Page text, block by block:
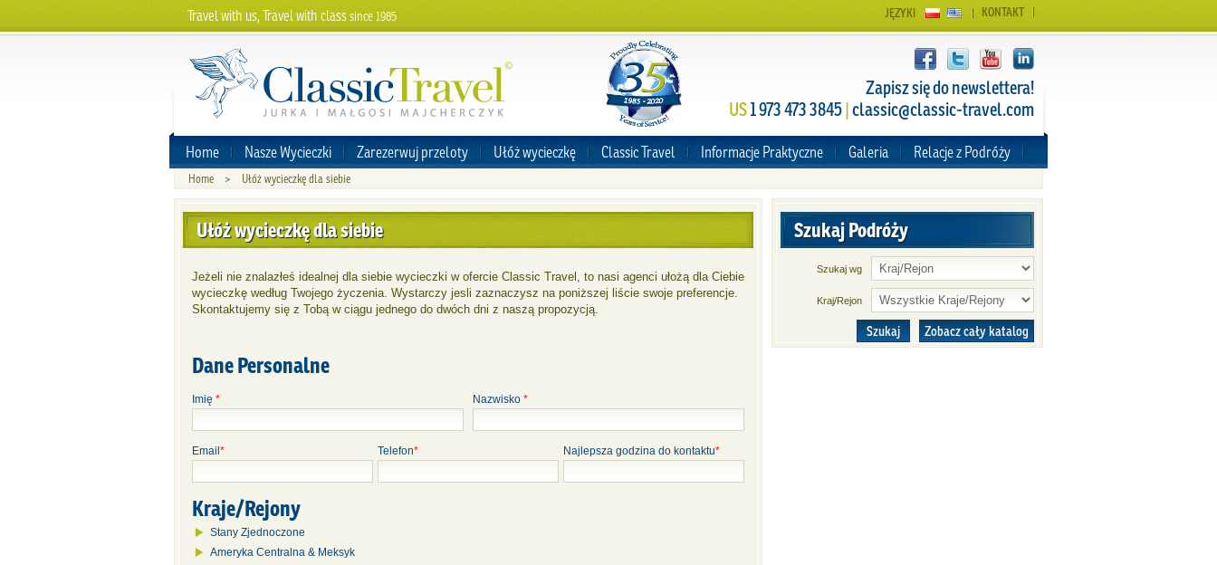
Travel with us, Travel with classsince 1985 KONTAKT
JĘZYKI
Zapisz się do newslettera!
US1 973 473 3845|classic@classic-travel.com
Home Nasze Wycieczki Zarezerwuj przeloty Ułóż wycieczkę Classic Travel Informacje Praktyczne Galeria Relacje z Podróży
Home > Ułóż wycieczkę dla siebie
Ułóż wycieczkę dla siebie
Jeżeli nie znalazłeś idealnej dla siebie wycieczki w ofercie Classic Travel, to nasi agenci ułożą dla Ciebie
wycieczkę według Twojego życzenia. Wystarczy jesli zaznaczysz na poniższej liście swoje preferencje.
Skontaktujemy się z Tobą w ciągu jednego do dwóch dni z naszą propozycją.
Dane Personalne
Imię * Nazwisko *
Email * Telefon* Najlepsza godzina do kontaktu*
Kraje/Rejony
Stany Zjednoczone
Ameryka Centralna & Meksyk
Szukaj Podróży
Szukaj wg
Kraj/Rejon
Zobacz cały katalog
Szukaj